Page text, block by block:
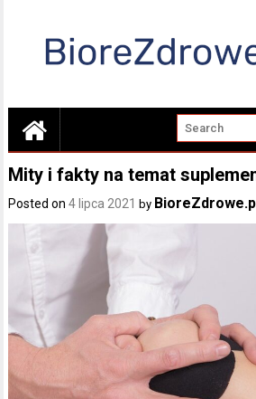
Mity i fakty na temat
Posted on4 lipca 2021 by